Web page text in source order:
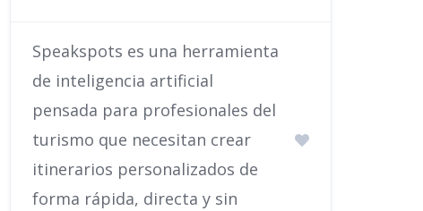
Speakspots es una herramienta
de inteligencia artificial
pensada para profesionales del
turismo que necesitan crear
itinerarios personalizados de
forma rápida, directa y sin